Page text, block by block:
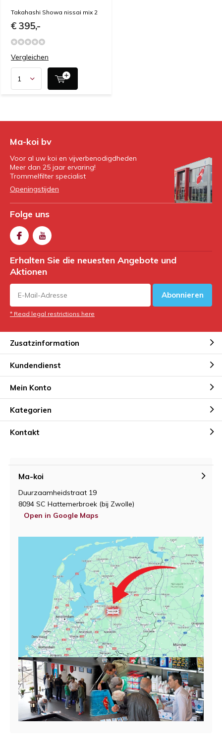
Takahashi Showa nissai mix 2
€ 395,-
Vergleichen
Ma-koi bv
Voor al uw koi en vijverbenodigdheden
Meer dan 25 jaar ervaring!
Trommelfilter specialist
Openingstijden
Folge uns
Erhalten Sie die neuesten Angebote und
Aktionen
Abonnieren
* Read legal restrictions here
Zusatzinformation
Kundendienst
Mein Konto
Kategorien
Kontakt
Ma-koi
Duurzaamheidstraat 19
8094 SC Hattemerbroek (bij Zwolle)
Open in Google Maps